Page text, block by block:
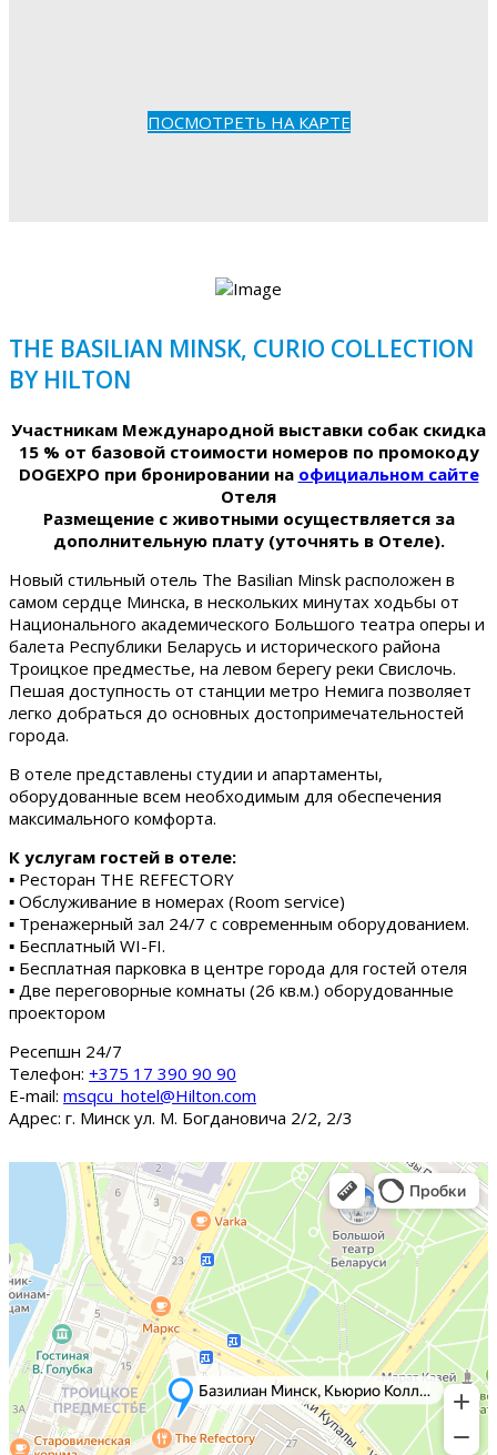
ПОСМОТРЕТЬ НА КАРТЕ
THE BASILIAN MINSK, CURIO COLLECTION
BY HILTON
Участникам Международной выставки собак скидка
15 % от базовой стоимости номеров по промокоду
DOGEXPO при бронировании на официальном сайте
Отеля
Размещение с животными осуществляется за
дополнительную плату (уточнять в Отеле).
Новый стильный отель The Basilian Minsk расположен в
самом сердце Минска, в нескольких минутах ходьбы от
Национального академического Большого театра оперы и
балета Республики Беларусь и исторического района
Троицкое предместье, на левом берегу реки Свислочь.
Пешая доступность от станции метро Немига позволяет
легко добраться до основных достопримечательностей
города.
В отеле представлены студии и апартаменты,
оборудованные всем необходимым для обеспечения
максимального комфорта.
К услугам гостей в отеле:
▪ Ресторан THE REFECTORY
▪ Обслуживание в номерах (Room service)
▪ Тренажерный зал 24/7 с современным оборудованием.
▪ Бесплатный WI-FI.
▪ Бесплатная парковка в центре города для гостей отеля
▪ Две переговорные комнаты (26 кв.м.) оборудованные
проектором
Ресепшн 24/7
Tелефон: +375 17 390 90 90
E-mail: msqcu_hotel@Hilton.com
Адрес: г. Минск ул. М. Богдановича 2/2, 2/3